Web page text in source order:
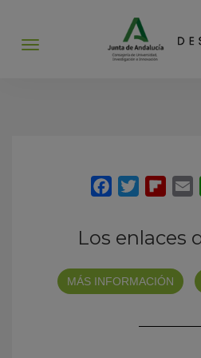
Abrir
Los enlaces
MÁS INFORMACIÓN